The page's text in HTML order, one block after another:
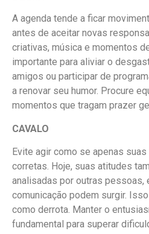
A agenda tende a ficar
antes de aceitar novas
criativas, música e momentos
importante para aliviar o
amigos ou participar de
a renovar seu humor. Procure
momentos que tragam prazer
CAVALO
Evite agir como se apenas
corretas. Hoje, suas atitudes
analisadas por outras pessoas,
comunicação podem surgir.
como derrota. Manter o
fundamental para superar